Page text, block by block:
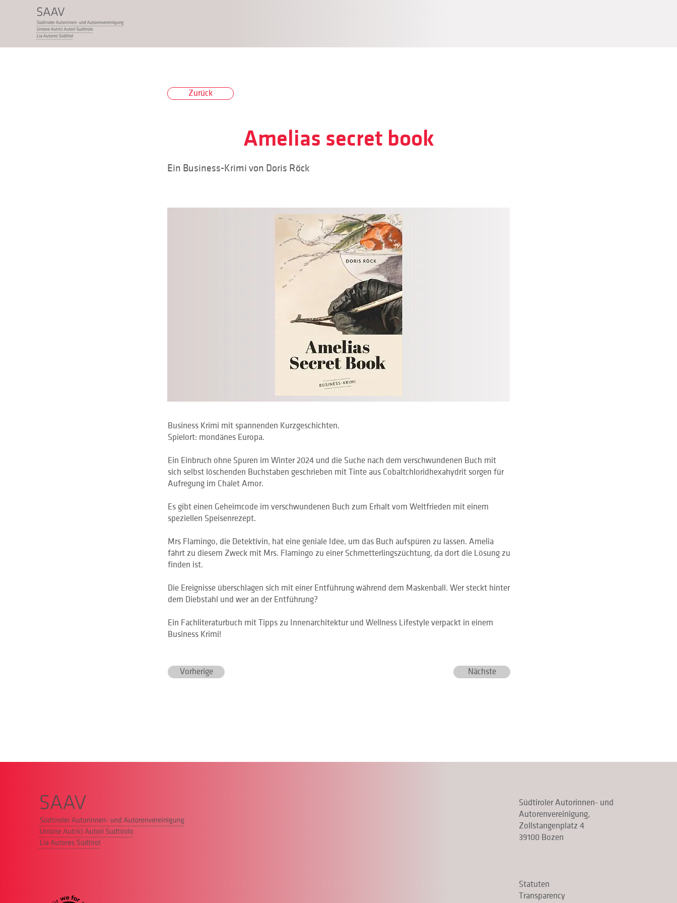
Zurück
Amelias secret book
Ein Business-Krimi von Doris Röck
Business Krimi mit spannenden Kurzgeschichten.
Spielort: mondänes Europa.
Ein Einbruch ohne Spuren im Winter 2024 und die Suche nach dem verschwundenen Buch mit
sich selbst löschenden Buchstaben geschrieben mit Tinte aus Cobaltchloridhexahydrit sorgen für
Aufregung im Chalet Amor.
Es gibt einen Geheimcode im verschwundenen Buch zum Erhalt vom Weltfrieden mit einem
speziellen Speisenrezept.
Mrs Flamingo, die Detektivin, hat eine geniale Idee, um das Buch aufspüren zu lassen. Amelia
fährt zu diesem Zweck mit Mrs. Flamingo zu einer Schmetterlingszüchtung, da dort die Lösung zu
finden ist.
Die Ereignisse überschlagen sich mit einer Entführung während dem Maskenball. Wer steckt hinter
dem Diebstahl und wer an der Entführung?
Ein Fachliteraturbuch mit Tipps zu Innenarchitektur und Wellness Lifestyle verpackt in einem
Business Krimi!
Vorherige Nächste
Südtiroler Autorinnen- und
Autorenvereinigung,
Zollstangenplatz 4
39100 Bozen
Statuten
Transparency